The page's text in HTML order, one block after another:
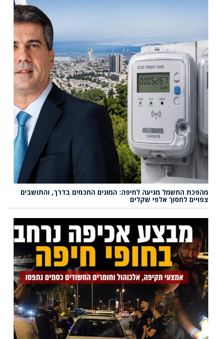
מהפכת החשמל מגיעה לחיפה: המונים החכמים בדרך, והתושבים
צפויים לחסוך אלפי שקלים